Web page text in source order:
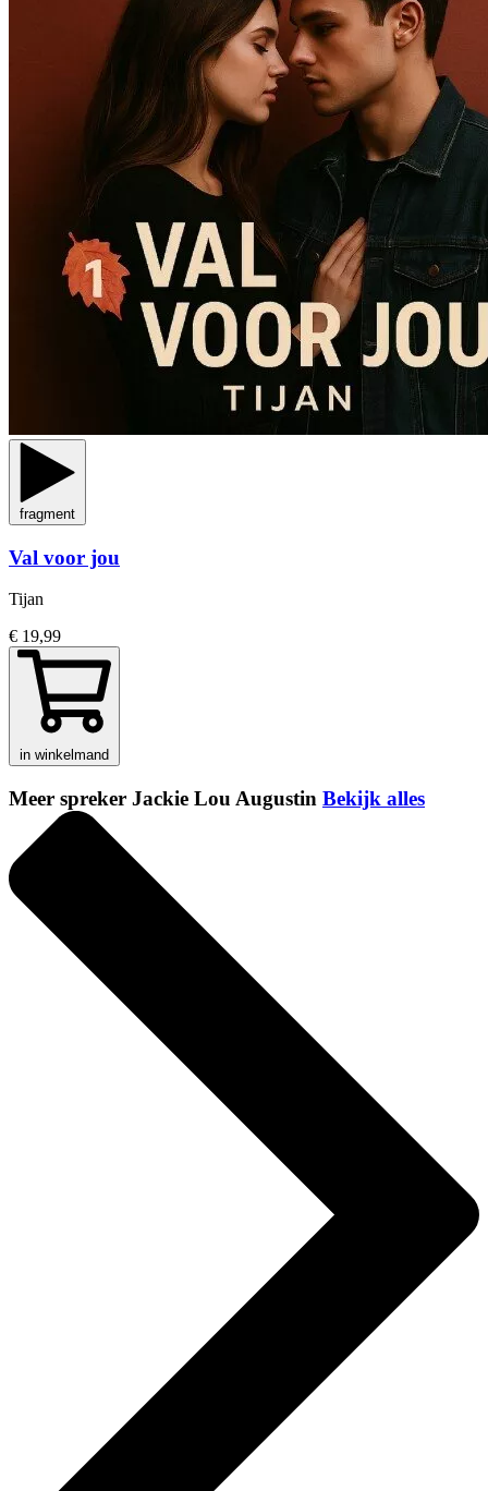
fragment
Val voor jou
Tijan
€ 19,99
in winkelmand
Meer spreker Jackie Lou Augustin Bekijk alles